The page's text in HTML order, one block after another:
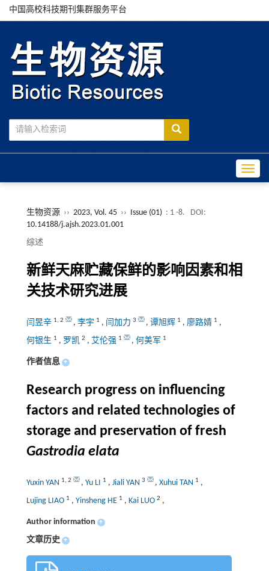
中国高校科技期刊集群服务平台
生物资源 ›› 2023, Vol. 45 ›› Issue (01) : 1 -8.
DOI:
10.14188/j.ajsh.2023.01.001
综述
新鲜天麻贮藏保鲜的影响因素和相
关技术研究进展
闫昱辛 1, 2 , 李宇 1 , 闫加力 3 , 谭旭辉 1 , 廖路婧 1 ,
何银生 1 , 罗凯 2 , 艾伦强 1 , 何美军 1
作者信息 +
Research progress on influencing
factors and related technologies of
storage and preservation of fresh
Gastrodia elata
Yuxin YAN 1, 2 , Yu LI 1 , Jiali YAN 3 , Xuhui TAN 1 ,
Lujing LIAO 1 , Yinsheng HE 1 , Kai LUO 2 ,
Author information +
文章历史 +